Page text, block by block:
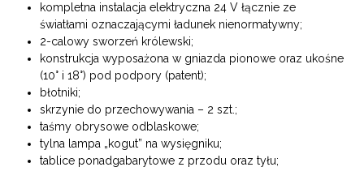
kompletna instalacja elektryczna 24 V łącznie ze
światłami oznaczającymi ładunek nienormatywny;
2-calowy sworzeń królewski;
konstrukcja wyposażona w gniazda pionowe oraz ukośne
(10° i 18°) pod podpory (patent);
błotniki;
skrzynie do przechowywania – 2 szt.;
taśmy obrysowe odblaskowe;
tylna lampa „kogut” na wysięgniku;
tablice ponadgabarytowe z przodu oraz tyłu;